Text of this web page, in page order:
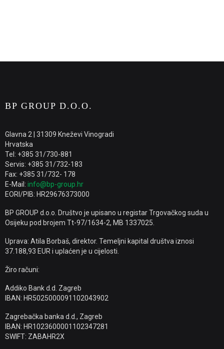
BP GROUP D.O.O.
Glavna 2 | 31309 Kneževi Vinogradi
Hrvatska
Tel: +385 31/730-881
Servis: +385 31/732-183
Fax: +385 31/732- 178
E-Mail: info@bp-group.hr
EORI/PIB: HR29676373000
BP GROUP d.o.o. Društvo je upisano u registar Trgovačkog suda u
Osijeku pod brojem Tt-97/1634-2, MB 1337025.
Uprava: Atila Borbaš, direktor. Temeljni kapital društva iznosi
37.188,93 EUR i uplaćen je u cijelosti.
Žiro računi:
Addiko Bank d.d. Zagreb
IBAN: HR5025000091102043902
Zagrebačka banka d.d., Zagreb
IBAN: HR1023600001102347281
SWIFT: ZABAHR2X